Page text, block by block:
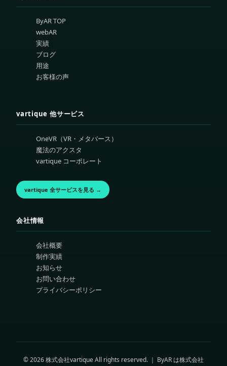
ByAR TOP
webAR
実績
ブログ
用途
お客様の声
vartique 他サービス
OneVR（VR・メタバース）
魔法のアクスタ
vartique コーポレート
vartique 全サービスを見る →
会社情報
会社概要
制作実績
お知らせ
お問い合わせ
プライバシーポリシー
© 2026 株式会社vartique All rights reserved. ｜ ByAR は株式会社